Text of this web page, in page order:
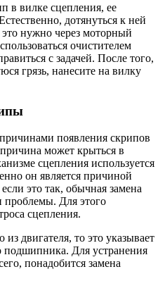
в вилке сцепления, ее
дотянуться к ней
это нужно через моторный
очистителем
с задачей. После того,
грязь, нанесите на вилку
появления скрипов
может крыться в
сцепления используется
он является причиной
это так, обычная замена
проблемы. Для этого
сцепления.
двигателя, то это указывает
Для устранения
понадобится замена